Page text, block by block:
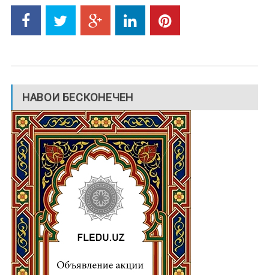
НАВОИ БЕСКОНЕЧЕН